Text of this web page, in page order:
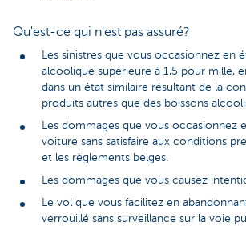
Qu'est-ce qui n'est pas assuré?
Les sinistres que vous occasionnez en
alcoolique supérieure à 1,5 pour mille,
dans un état similaire résultant de la
produits autres que des boissons
Les dommages que vous occasionnez
voiture sans satisfaire aux conditions
et les règlements belges.
Les dommages que vous causez
Le vol que vous facilitez en
verrouillé sans surveillance sur la voie